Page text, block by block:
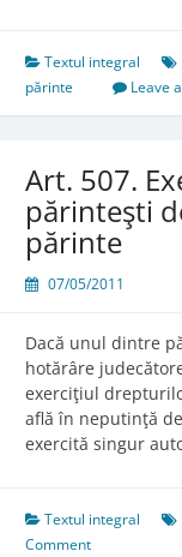
Textul integral
părinte
Leave
Art. 507.
părinteşti
părinte
07/05/2011
Dacă unul dintre
hotărâre
exerciţiul
află în neputinţă
exercită singur
Textul integral
Comment